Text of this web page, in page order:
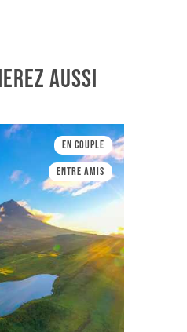
AUSSI
En couple
Entre amis